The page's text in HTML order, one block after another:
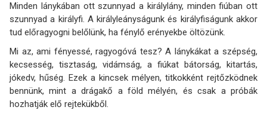
Minden lánykában ott szunnyad a királylány, minden fiúban ott
szunnyad a királyfi. A királyleányságunk és királyfiságunk akkor
tud előragyogni belőlünk, ha fénylő erényekbe öltözünk.
Mi az, ami fényessé, ragyogóvá tesz? A lánykákat a szépség,
kecsesség, tisztaság, vidámság, a fiúkat bátorság, kitartás,
jókedv, hűség. Ezek a kincsek mélyen, titkokként rejtőzködnek
bennünk, mint a drágakő a föld mélyén, és csak a próbák
hozhatják elő rejtekükből.